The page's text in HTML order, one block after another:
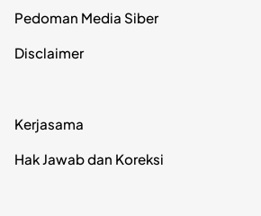
Pedoman Media Siber
Disclaimer
Kerjasama
Hak Jawab dan Koreksi